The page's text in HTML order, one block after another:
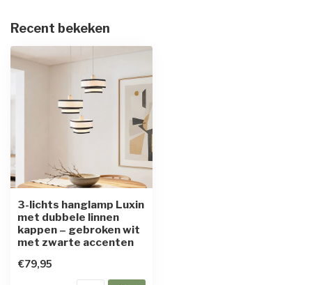
Recent bekeken
3-lichts hanglamp Luxin
met dubbele linnen
kappen – gebroken wit
met zwarte accenten
€79,95